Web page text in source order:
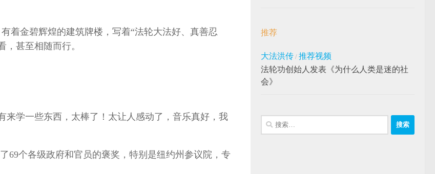
着金碧辉煌的建筑牌楼，写着“法轮大法好、真善忍
甚至相随而行。
来学一些东西，太棒了！太让人感动了，音乐真好，我
69个各级政府和官员的褒奖，特别是纽约州参议院，专
推荐
大法洪传 / 推荐视频
法轮功创始人发表《为什么人类是迷的社
会》
搜
索：